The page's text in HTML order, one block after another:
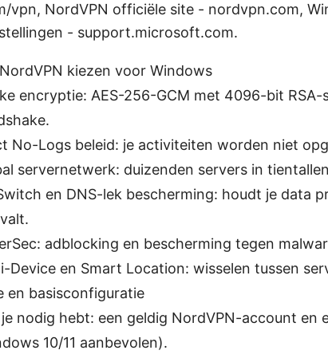
vpn, NordVPN officiële site - nordvpn.com,
- support.microsoft.com.
kiezen voor Windows
encryptie: AES-256-GCM met 4096-bit RSA-
No-Logs beleid: je activiteiten worden niet
servernetwerk: duizenden servers in
en DNS-lek bescherming: houdt je data
adblocking en bescherming tegen
Device en Smart Location: wisselen tussen
en basisconfiguratie
nodig hebt: een geldig NordVPN-account en
10/11 aanbevolen).